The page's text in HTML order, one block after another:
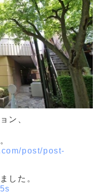
ン、
post/post-
した。